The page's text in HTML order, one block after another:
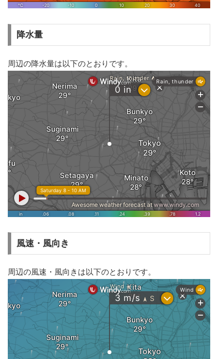
降水量
周辺の降水量は以下のとおりです。
風速・風向き
周辺の風速・風向きは以下のとおりです。